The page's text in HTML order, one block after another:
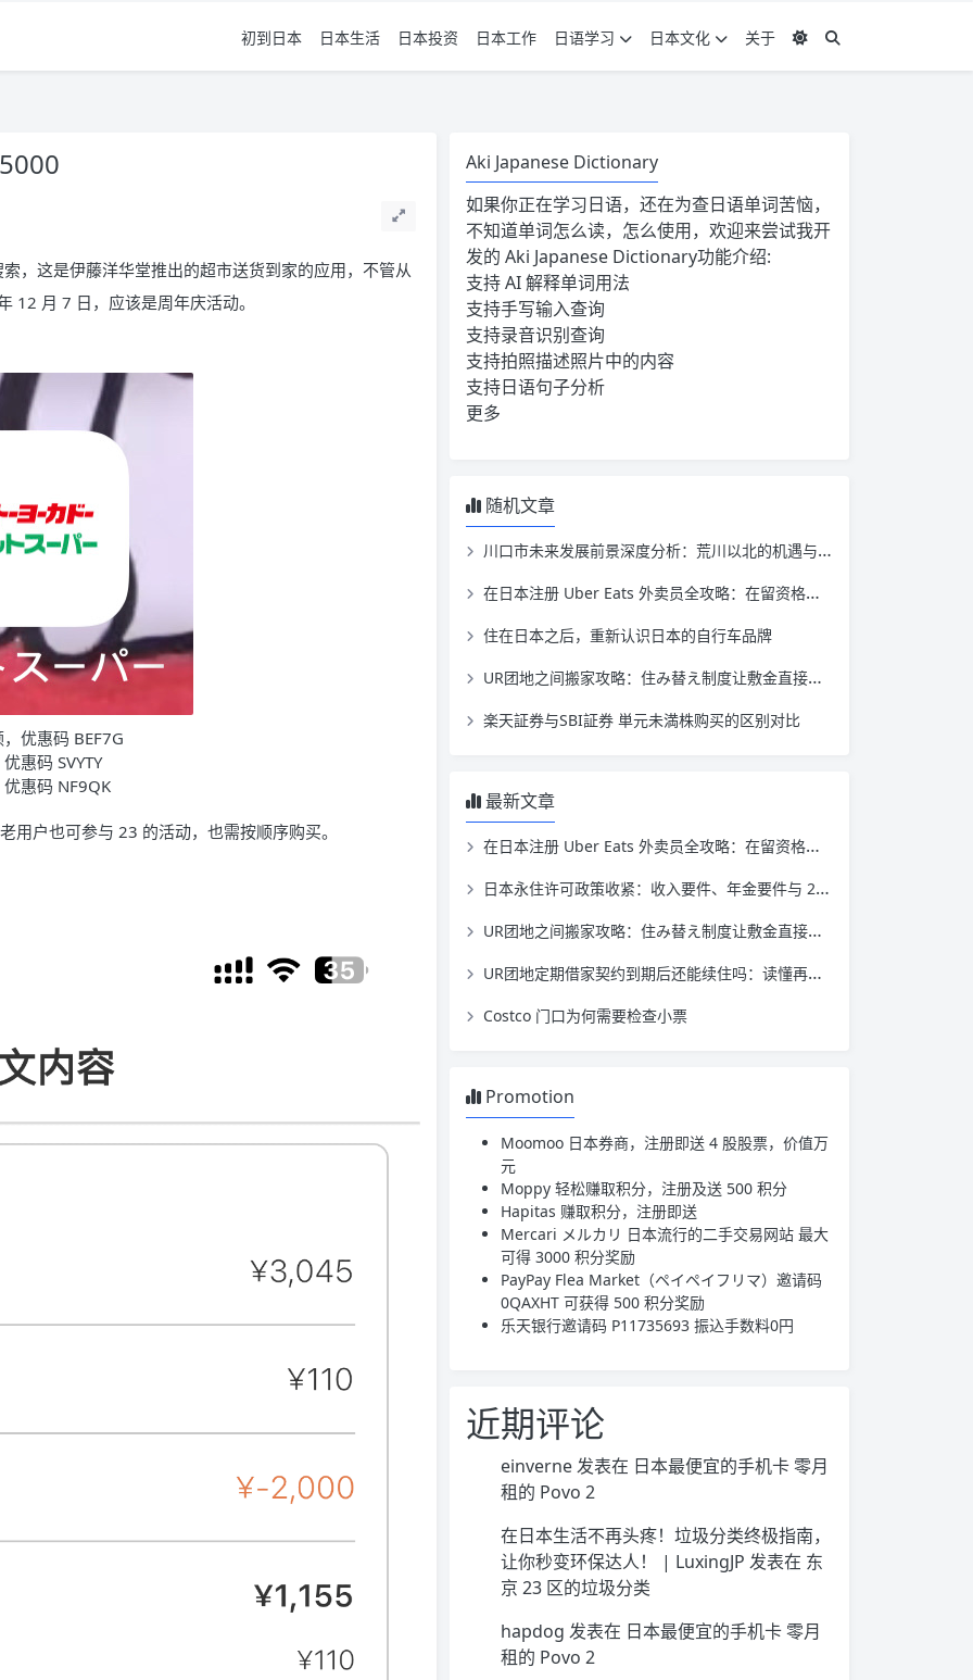
初到日本 日本生活 日本投资 日本工作 日语学习 日本文化 关于
，这是伊藤洋华堂推出的超市送货到家的应用，不管从
12 月 7 日，应该是周年庆活动。
优惠码 BEF7G
惠码 SVYTY
惠码 NF9QK
用户也可参与 23 的活动，也需按顺序购买。
Aki Japanese Dictionary
如果你正在学习日语，还在为查日语单词苦恼，
不知道单词怎么读，怎么使用，欢迎来尝试我开
发的 Aki Japanese Dictionary功能介绍:
支持 AI 解释单词用法
支持手写输入查询
支持录音识别查询
支持拍照描述照片中的内容
支持日语句子分析
更多
随机文章
川口市未来发展前景深度分析：荒川以北的机遇与隐忧
在日本注册 Uber Eats 外卖员全攻略：在留资格、材料准备与收入结构
住在日本之后，重新认识日本的自行车品牌
UR团地之间搬家攻略：住み替え制度让敷金直接转移
楽天証券与SBI証券 単元未満株购买的区别对比
最新文章
在日本注册 Uber Eats 外卖员全攻略：在留资格、材料准备与收入结构
日本永住许可政策收紧：收入要件、年金要件与 20 万日元手续费全解读
UR团地之间搬家攻略：住み替え制度让敷金直接转移
UR团地定期借家契约到期后还能续住吗：读懂再契约这件事
Costco 门口为何需要检查小票
Promotion
Moomoo 日本券商，注册即送 4 股股票，价值万
元
Moppy 轻松赚取积分，注册及送 500 积分
Hapitas 赚取积分，注册即送
Mercari メルカリ 日本流行的二手交易网站 最大
可得 3000 积分奖励
PayPay Flea Market（ペイペイフリマ） 邀请码
0QAXHT 可获得 500 积分奖励
乐天银行邀请码 P11735693 振込手数料0円
近期评论
einverne发表在 日本最便宜的手机卡 零月
租的 Povo 2
在日本生活不再头疼！垃圾分类终极指南，
让你秒变环保达人！ | LuxingJP 发表在 东
京 23 区的垃圾分类
hapdog 发表在 日本最便宜的手机卡 零月
租的 Povo 2